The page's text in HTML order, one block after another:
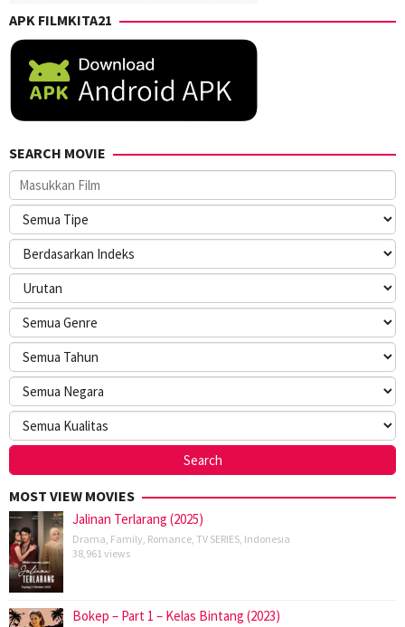
APK FILMKITA21
SEARCH MOVIE
MOST VIEW MOVIES
Jalinan Terlarang (2025)
Drama Family Romance TV SERIES Indonesia
38,961 views
Bokep – Part 1 – Kelas Bintang (2023)